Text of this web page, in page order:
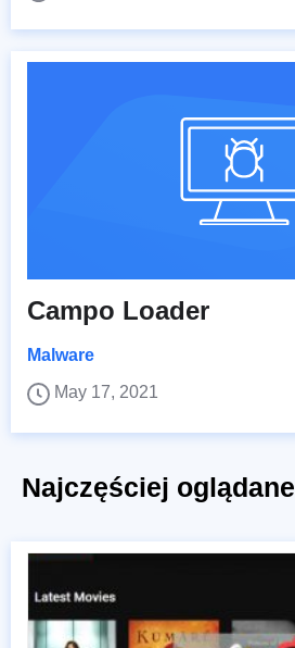
Campo Loader
Malware
May 17, 2021
Najczęściej oglądane